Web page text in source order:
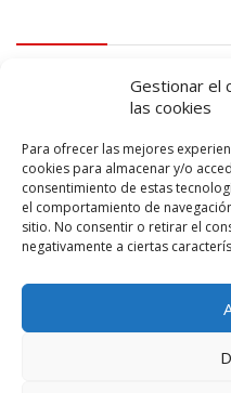
Gestionar el
las cookies
Para ofrecer las mejores
cookies para almacenar y/o
consentimiento de estas
el comportamiento de
sitio. No consentir o retirar el
negativamente a ciertas
© 2026 – Lanzarote Deportes
Diseño web por